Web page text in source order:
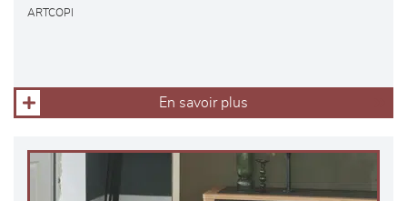
ARTCOPI
En savoir plus